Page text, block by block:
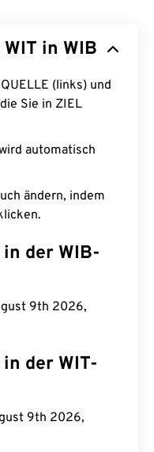
in WIB
(links) und
Sie in ZIEL
automatisch
ändern, indem
der WIB-
9th 2026,
der WIT-
9th 2026,